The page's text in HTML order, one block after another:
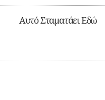
Αυτό Σταματάει Εδώ